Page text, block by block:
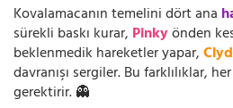
Kovalamacanın temelini dört ana
sürekli baskı kurar, Pinkyönden
beklenmedik hareketler yapar,
davranışı sergiler. Bu farklılıklar,
gerektirir. 👻